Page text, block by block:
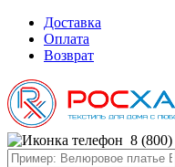
Доставка
Оплата
Возврат
8